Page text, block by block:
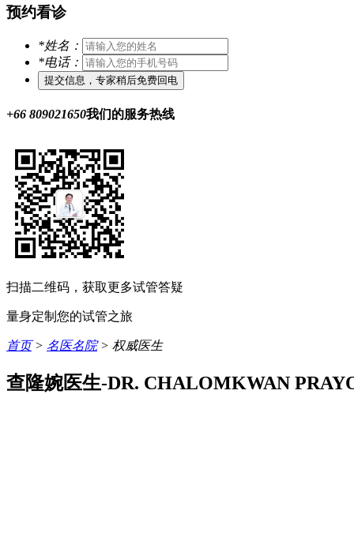
预约看诊
*姓名：
*电话：
+66 809021650我们的服务热线
扫描二维码，获取更多试管答疑
量身定制您的试管之旅
首页> 名医名院> 权威医生
查隆婉医生-DR. CHALOMKWAN